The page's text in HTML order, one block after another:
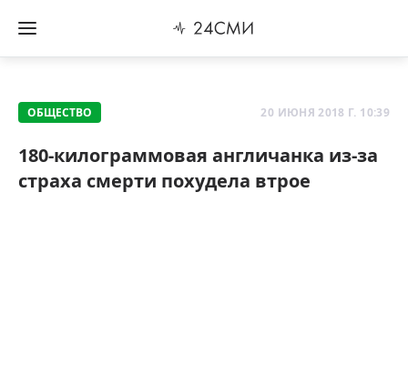
ОБЩЕСТВО 20 ИЮНЯ 2018 Г. 10:39
180-килограммовая англичанка из-за
страха смерти похудела втрое